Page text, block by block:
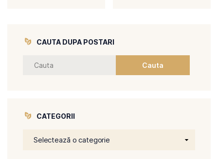
CAUTA DUPA POSTARI
CATEGORII